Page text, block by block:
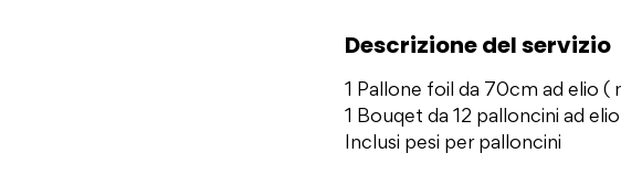
Descrizione del servizio
1 Pallone foil da 70cm ad elio
1 Bouqet da 12 palloncini ad
Inclusi pesi per palloncini